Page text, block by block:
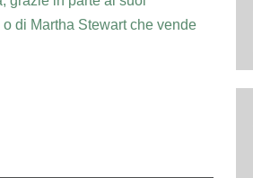
di Martha Stewart che vende